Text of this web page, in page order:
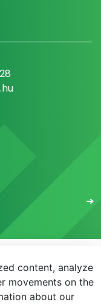
E-learning
content, analyze
movements on the
about our